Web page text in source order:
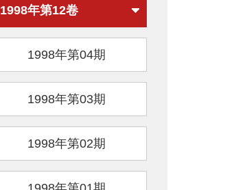
1998年第12卷
1998年第04期
1998年第03期
1998年第02期